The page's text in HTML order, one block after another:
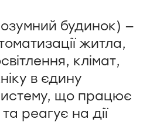
будинок) —
житла,
клімат,
в єдину
що працює
реагує на дії